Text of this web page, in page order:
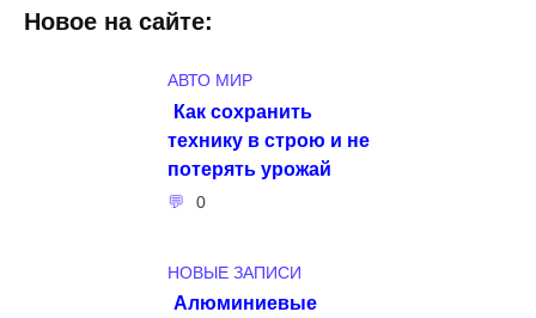
Новое на сайте:
АВТО МИР
Как сохранить
технику в строю и не
потерять урожай
0
НОВЫЕ ЗАПИСИ
Алюминиевые